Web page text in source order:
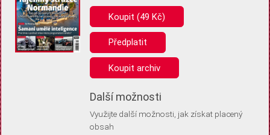
Pro základní fungování webu nepotřebujeme ukládat žádné informace
(tzv. cookies apod.). Rádi bychom vás ale požádali o souhlas s
uložením volitelných informací:
Anonymní unikátní ID
Díky němu příště poznáme, že se jedná o stejné zařízení, a
Identifikátor je zcela anonymní.
Vaše souhlasy a odmítnutí si ukládáme do vašeho zařízení, abychom se
vás už příště znovu neptali. Můžete je kdykoli později upravit ve Správě
Koupit (49 Kč)
Předplatit
Koupit archiv
Další možnosti
Využijte další možnosti, jak získat placený
obsah